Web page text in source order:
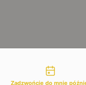
kontaktu
Zadzwońcie do mnie